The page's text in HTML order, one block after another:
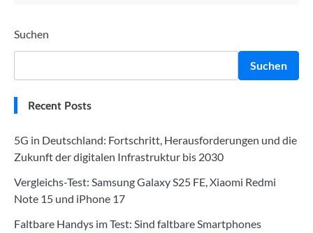
Suchen
Suchen
Recent Posts
5G in Deutschland: Fortschritt, Herausforderungen und die
Zukunft der digitalen Infrastruktur bis 2030
Vergleichs-Test: Samsung Galaxy S25 FE, Xiaomi Redmi
Note 15 und iPhone 17
Faltbare Handys im Test: Sind faltbare Smartphones